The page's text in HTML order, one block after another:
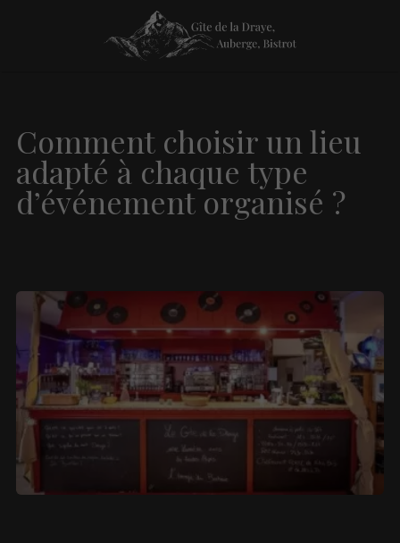
Comment choisir un lieu
adapté à chaque type
d’événement organisé ?